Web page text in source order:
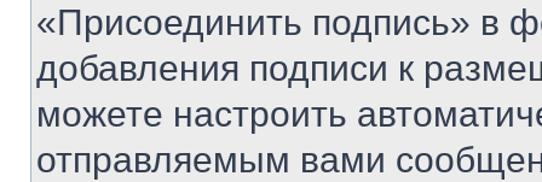
«Присоединить подпись» в
добавления подписи к
можете настроить
отправляемым вами